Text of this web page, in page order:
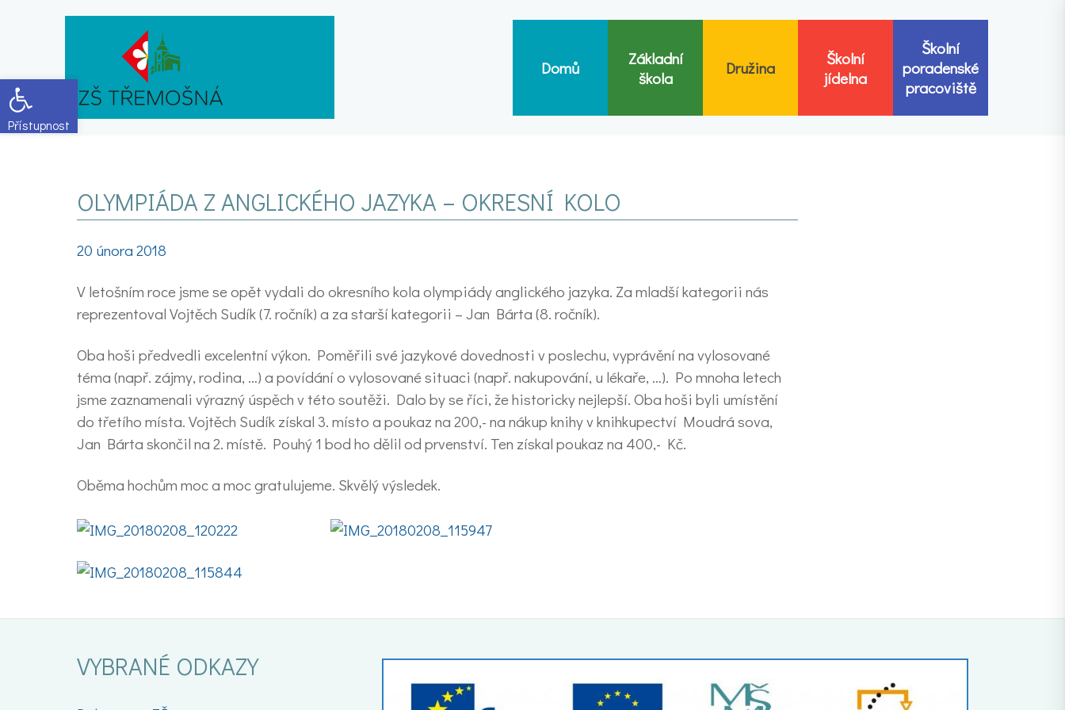
Open toolbar
Domů
Základní
škola
Družina
Školní
jídelna
Školní
poradenské
pracoviště
OLYMPIÁDA Z ANGLICKÉHO JAZYKA – OKRESNÍ KOLO
20 února 2018
V letošním roce jsme se opět vydali do okresního kola olympiády anglického jazyka. Za mladší kategorii nás
reprezentoval Vojtěch Sudík (7. ročník) a za starší kategorii – Jan Bárta (8. ročník).
Oba hoši předvedli excelentní výkon. Poměřili své jazykové dovednosti v poslechu, vyprávění na vylosované
téma (např. zájmy, rodina, …) a povídání o vylosované situaci (např. nakupování, u lékaře, …). Po mnoha letech
jsme zaznamenali výrazný úspěch v této soutěži. Dalo by se říci, že historicky nejlepší. Oba hoši byli umístění
do třetího místa. Vojtěch Sudík získal 3. místo a poukaz na 200,- na nákup knihy v knihkupectví Moudrá sova,
Jan Bárta skončil na 2. místě. Pouhý 1 bod ho dělil od prvenství. Ten získal poukaz na 400,- Kč.
Oběma hochům moc a moc gratulujeme. Skvělý výsledek.
VYBRANÉ ODKAZY